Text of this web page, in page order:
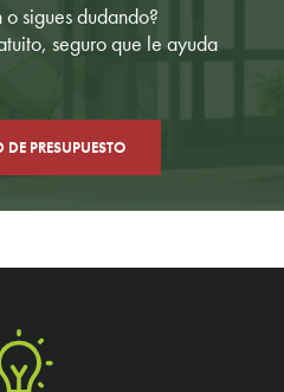
sigues dudando?
seguro que le ayuda
PRESUPUESTO